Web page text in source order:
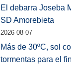
El debarra Joseba
SD Amorebieta
2026-08-07
Más de 30ºC, sol
tormentas para el